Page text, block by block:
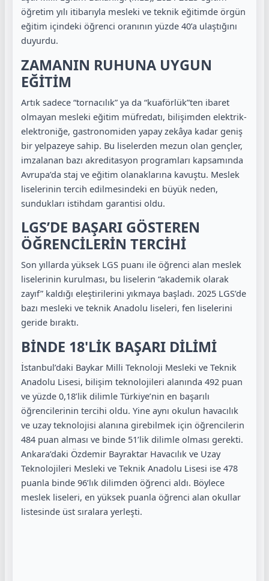
öğretim yılı itibarıyla mesleki ve teknik eğitimde örgün
eğitim içindeki öğrenci oranının yüzde 40’a ulaştığını
duyurdu.
ZAMANIN RUHUNA UYGUN
EĞİTİM
Artık sadece “tornacılık” ya da “kuaförlük”ten ibaret
olmayan mesleki eğitim müfredatı, bilişimden elektrik-
elektroniğe, gastronomiden yapay zekâya kadar geniş
bir yelpazeye sahip. Bu liselerden mezun olan gençler,
imzalanan bazı akreditasyon programları kapsamında
Avrupa’da staj ve eğitim olanaklarına kavuştu. Meslek
liselerinin tercih edilmesindeki en büyük neden,
sundukları istihdam garantisi oldu.
LGS’DE BAŞARI GÖSTEREN
ÖĞRENCİLERİN TERCİHİ
Son yıllarda yüksek LGS puanı ile öğrenci alan meslek
liselerinin kurulması, bu liselerin “akademik olarak
zayıf” kaldığı eleştirilerini yıkmaya başladı. 2025 LGS’de
bazı mesleki ve teknik Anadolu liseleri, fen liselerini
geride bıraktı.
BİNDE 18'LİK BAŞARI DİLİMİ
İstanbul’daki Baykar Milli Teknoloji Mesleki ve Teknik
Anadolu Lisesi, bilişim teknolojileri alanında 492 puan
ve yüzde 0,18’lik dilimle Türkiye’nin en başarılı
öğrencilerinin tercihi oldu. Yine aynı okulun havacılık
ve uzay teknolojisi alanına girebilmek için öğrencilerin
484 puan alması ve binde 51’lik dilimle olması gerekti.
Ankara’daki Özdemir Bayraktar Havacılık ve Uzay
Teknolojileri Mesleki ve Teknik Anadolu Lisesi ise 478
puanla binde 96’lık dilimden öğrenci aldı. Böylece
meslek liseleri, en yüksek puanla öğrenci alan okullar
listesinde üst sıralara yerleşti.